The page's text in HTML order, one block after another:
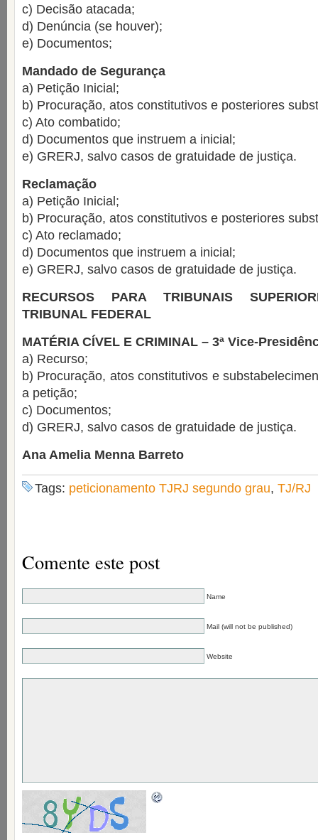
c) Decisão atacada;
d) Denúncia (se houver);
e) Documentos;
Mandado de Segurança
a) Petição Inicial;
b) Procuração, atos constitutivos e posteriores
c) Ato combatido;
d) Documentos que instruem a inicial;
e) GRERJ, salvo casos de gratuidade de justiça.
Reclamação
a) Petição Inicial;
b) Procuração, atos constitutivos e posteriores
c) Ato reclamado;
d) Documentos que instruem a inicial;
e) GRERJ, salvo casos de gratuidade de justiça.
RECURSOS PARA TRIBUNAIS
TRIBUNAL FEDERAL
MATÉRIA CÍVEL E CRIMINAL – 3ª Vice-
a) Recurso;
b) Procuração, atos constitutivos e
a petição;
c) Documentos;
d) GRERJ, salvo casos de gratuidade de justiça.
Ana Amelia Menna Barreto
Tags: peticionamento TJRJ segundo grau, TJ/RJ
Comente este post
Name
Mail (will not be published)
Website